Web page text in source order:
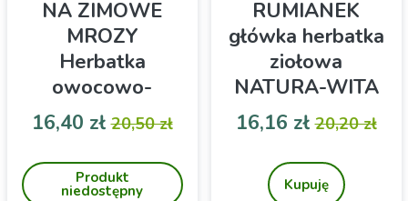
NA ZIMOWE
MROZY
Herbatka
owocowo-
ziołowa 100g
Natura Wita
owocowa
Cena
16,40 złCena podstawowa
20,50 zł
Produkt
niedostępny
RUMIANEK
główka herbatka
ziołowa
NATURA-WITA
100g
rumianek (główka)
Cena
16,16 złCena
20,20 zł
Kupuję